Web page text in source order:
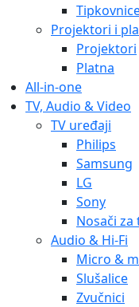
Projektori i
Projektori
Platna
All-in-one
TV, Audio & Video
TV uređaji
Philips
Samsung
LG
Sony
Nosači
Audio & Hi-Fi
Micro &
Slušalice
Zvučnici